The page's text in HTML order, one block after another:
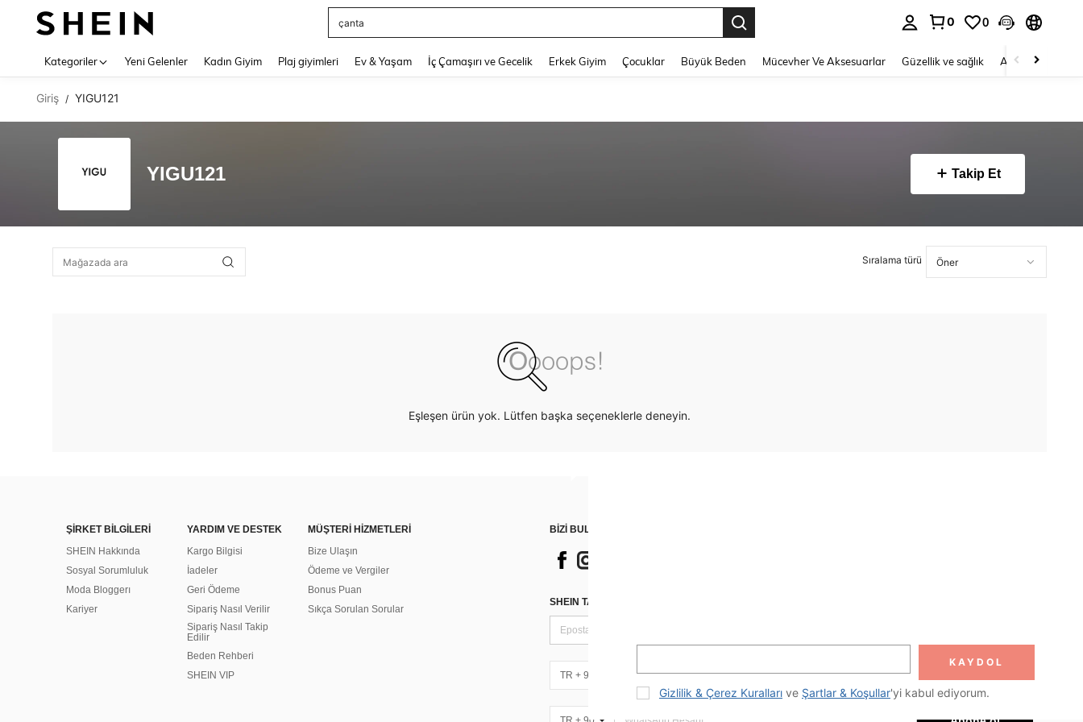
çanta
0 0
Kategoriler Yeni Gelenler Kadın Giyim Plaj giyimleri Ev & Yaşam İç Çamaşırı ve Gecelik Erkek Giyim Çocuklar Büyük Beden Mücevher Ve Aksesuarlar Güzellik ve sağlık Ayakkabı
Giriş / YIGU121
YIGU121 Takip Et
Sıralama türü
Eşleşen ürün yok. Lütfen başka seçeneklerle deneyin.
ŞİRKET BİLGİLERİ
SHEIN Hakkında
Sosyal Sorumluluk
Moda Bloggerı
Kariyer
YARDIM VE DESTEK
Kargo Bilgisi
İadeler
Geri Ödeme
Sipariş Nasıl Verilir
Sipariş Nasıl Takip
Edilir
Beden Rehberi
SHEIN VIP
MÜŞTERİ HİZMETLERİ
Bize Ulaşın
Ödeme ve Vergiler
Bonus Puan
Sıkça Sorulan Sorular
BİZİ BULUN
SHEIN TARZI HABERLER IÇIN KAYDOLUN
TR + 90
KAYDOL
Gizlilik & Çerez Kuralları ve Şartlar & Koşullar'yi kabul ediyorum.